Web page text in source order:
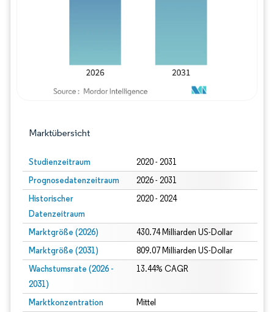
Marktübersicht
Studienzeitraum 2020 - 2031
Prognosedatenzeitraum 2026 - 2031
Historischer
Datenzeitraum
2020 - 2024
Marktgröße (2026) 430.74 Milliarden US-Dollar
Marktgröße (2031) 809.07 Milliarden US-Dollar
Wachstumsrate (2026 -
2031)
13.44% CAGR
Marktkonzentration Mittel